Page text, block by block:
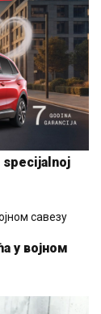
specijalnoj
у војном